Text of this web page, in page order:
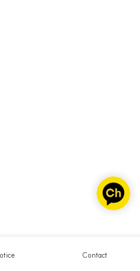
Contact